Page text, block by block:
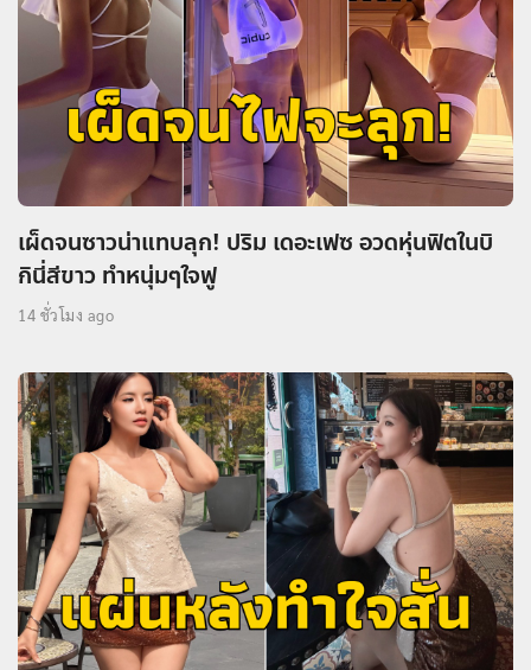
เผ็ดจนซาวน่าแทบลุก! ปริม เดอะเฟซ อวดหุ่นฟิตในบิ
กินี่สีขาว ทำหนุ่มๆใจฟู
14 ชั่วโมง ago